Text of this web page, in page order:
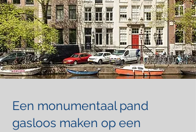
Een monumentaal pand
gasloos maken op een